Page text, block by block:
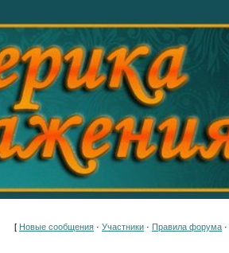
[ Новые сообщения · Участники · Правила форума ·